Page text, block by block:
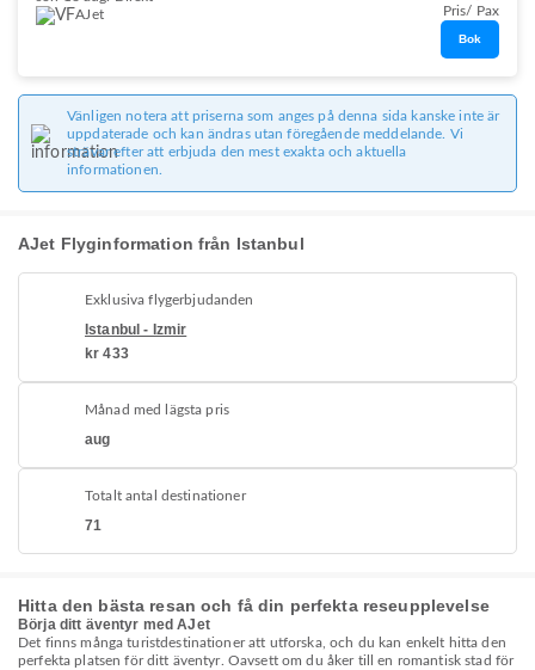
AJet
Pris/ Pax
Bok
Vänligen notera att priserna som anges på denna sida kanske inte är
uppdaterade och kan ändras utan föregående meddelande. Vi
strävar efter att erbjuda den mest exakta och aktuella
informationen.
AJet Flyginformation från Istanbul
Exklusiva flygerbjudanden
Istanbul - Izmir
kr 433
Månad med lägsta pris
aug
Totalt antal destinationer
71
Hitta den bästa resan och få din perfekta reseupplevelse
Börja ditt äventyr med AJet
Det finns många turistdestinationer att utforska, och du kan enkelt hitta den
perfekta platsen för ditt äventyr. Oavsett om du åker till en romantisk stad för